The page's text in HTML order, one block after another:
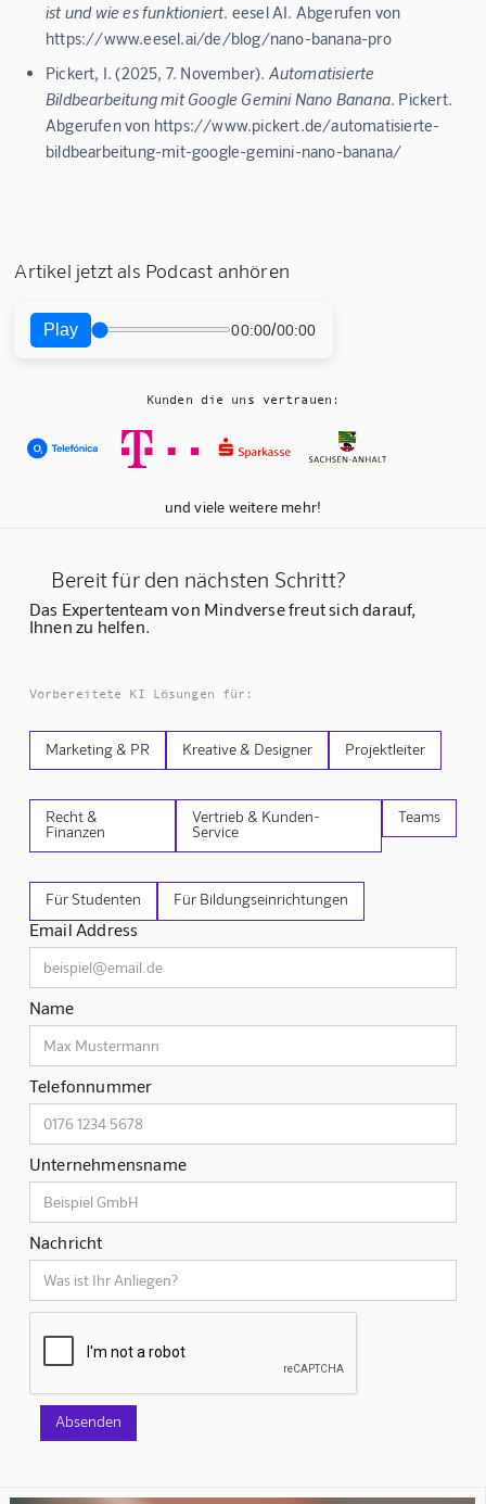
ist und wie es funktioniert. eesel AI. Abgerufen von
https://www.eesel.ai/de/blog/nano-banana-pro
Pickert, I. (2025, 7. November). Automatisierte
Bildbearbeitung mit Google Gemini Nano Banana. Pickert.
Abgerufen von https://www.pickert.de/automatisierte-
bildbearbeitung-mit-google-gemini-nano-banana/
Artikel jetzt als Podcast anhören
Play 00:00/00:00
Kunden die uns vertrauen:
und viele weitere mehr!
Bereit für den nächsten Schritt?
Das Expertenteam von Mindverse freut sich darauf,
Ihnen zu helfen.
Vorbereitete KI Lösungen für:
Marketing & PR Kreative & Designer Projektleiter
Recht &
Finanzen
Vertrieb & Kunden-
Service
Teams
Für Studenten Für Bildungseinrichtungen
Email Address
Name
Telefonnummer
Unternehmensname
Nachricht